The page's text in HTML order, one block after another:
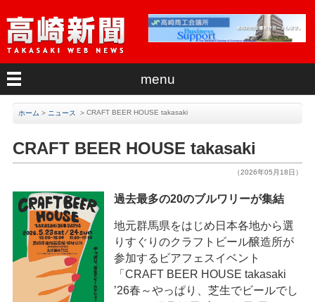
menu
ホーム > ニュース >CRAFT BEER HOUSE takasaki
CRAFT BEER HOUSE takasaki
（2026年05月18日）
過去最多の20のブルワリーが集結
地元群馬県をはじめ日本各地から選
りすぐりのクラフトビール醸造所が
参加するビアフェスイベント
「CRAFT BEER HOUSE takasaki
’26春～やっぱり、芝生でビールでし